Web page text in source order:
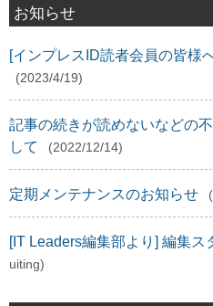
お知らせ
[インプレスID読者会員の皆様
(2023/4/19)
記事の続きが読めないなどの
して
(2022/12/14)
定期メンテナンスのお知らせ
[IT Leaders編集部より] 編集ス
uiting)